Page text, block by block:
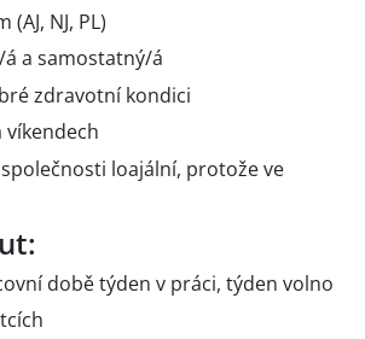
NJ, PL)
a samostatný/á
zdravotní kondici
víkendech
loajální, protože ve
době týden v práci, týden volno